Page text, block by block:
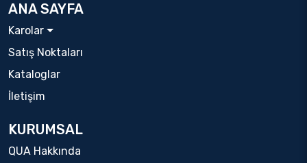
ANA SAYFA
Karolar
Satış Noktaları
Kataloglar
İletişim
KURUMSAL
QUA Hakkında